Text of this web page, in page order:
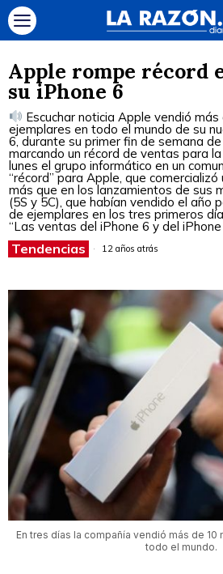
Apple rompe récord
su iPhone 6
Escuchar noticia Apple vendió
ejemplares en todo el mundo de su
6, durante su primer fin de semana de
marcando un récord de ventas para
lunes el grupo informático en un
“récord” para Apple, que
más que en los lanzamientos de sus
(5S y 5C), que habían vendido el año
de ejemplares en los tres primeros
“Las ventas del iPhone 6 y del
Tendencias 12 años atrás
En tres días la compañía vendió más de
todo el mundo.